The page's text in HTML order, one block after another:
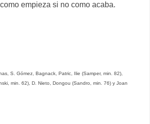
empieza si no como acaba.
S. Gómez, Bagnack, Patric, Ilie (Samper, min. 82),
min. 62), D. Nieto, Dongou (Sandro, min. 76) y Joan